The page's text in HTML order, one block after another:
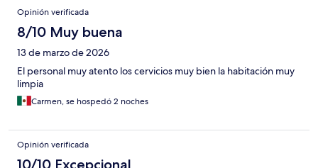
Opinión verificada
8/10 Muy buena
13 de marzo de 2026
El personal muy atento los cervicios muy bien la habitación muy
limpia
Carmen, se hospedó 2 noches
Opinión verificada